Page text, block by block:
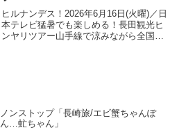
ヒルナンデス！2026年6月16日(火曜)／日
本テレビ猛暑でも楽しめる！長田観光ヒ
ンヤリツアー山手線で涼みながら全国の
ノンストップ「長崎旅/エビ蟹ちゃんぽ
ん…虻ちゃん」